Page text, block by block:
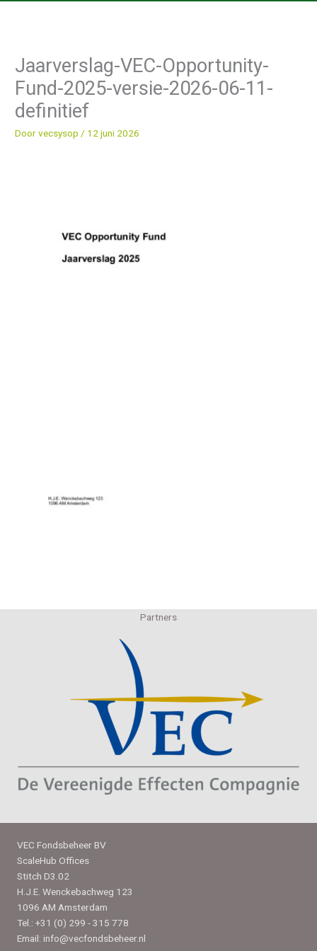
Jaarverslag-VEC-Opportunity-
Fund-2025-versie-2026-06-11-
definitief
Doorvecsysop / 12 juni 2026
Partners
VEC Fondsbeheer BV
ScaleHub Offices
Stitch D3.02
H.J.E. Wenckebachweg 123
1096 AM Amsterdam
Tel.: +31 (0) 299 - 315 778
Email: info@vecfondsbeheer.nl